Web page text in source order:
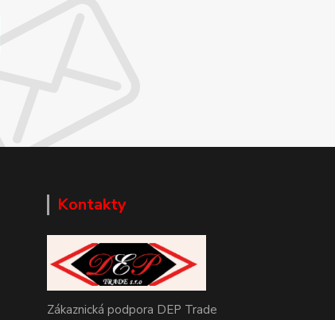
Kontakty
Zákaznická podpora DEP Trade